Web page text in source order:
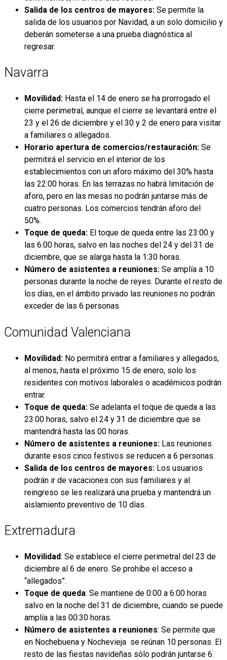
Salida de los centros de mayores: Se permite la
salida de los usuarios por Navidad, a un solo domicilio y
deberán someterse a una prueba diagnóstica al
regresar.
Navarra
Movilidad: Hasta el 14 de enero se ha prorrogado el
cierre perimetral, aunque el cierre se levantará entre el
23 y el 26 de diciembre y el 30 y 2 de enero para visitar
a familiares o allegados.
Horario apertura de comercios/restauración: Se
permitirá el servicio en el interior de los
establecimientos con un aforo máximo del 30% hasta
las 22:00 horas. En las terrazas no habrá limitación de
aforo, pero en las mesas no podrán juntarse más de
cuatro personas. Los comercios tendrán aforo del
50%.
Toque de queda: El toque de queda entre las 23:00 y
las 6:00 horas, salvo en las noches del 24 y del 31 de
diciembre, que se alarga hasta la 1:30 horas.
Número de asistentes a reuniones: Se amplía a 10
personas durante la noche de reyes. Durante el resto de
los días, en el ámbito privado las reuniones no podrán
exceder de las 6 personas.
Comunidad Valenciana
Movilidad: No permitirá entrar a familiares y allegados,
al menos, hasta el próximo 15 de enero, solo los
residentes con motivos laborales o académicos podrán
entrar.
Toque de queda: Se adelanta el toque de queda a las
23:00 horas, salvo el 24 y 31 de diciembre que se
mantendrá hasta las 00 horas.
Número de asistentes a reuniones: Las reuniones
durante esos cinco festivos se reducen a 6 personas.
Salida de los centros de mayores: Los usuarios
podrán ir de vacaciones con sus familiares y al
reingreso se les realizará una prueba y mantendrá un
aislamiento preventivo de 10 días.
Extremadura
Movilidad: Se establece el cierre perimetral del 23 de
diciembre al 6 de enero. Se prohíbe el acceso a
“allegados”.
Toque de queda: Se mantiene de 0:00 a 6:00 horas
salvo en la noche del 31 de diciembre, cuando se puede
amplía a las 00:30 horas.
Número de asistentes a reuniones: Se permite que
en Nochebuena y Nochevieja se reúnan 10 personas. El
resto de las fiestas navideñas sólo podrán juntarse 6.